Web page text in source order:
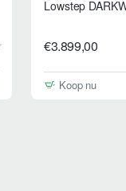
Lowstep
€3.899,00
Koop nu